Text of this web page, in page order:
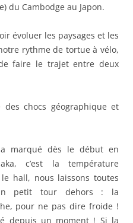
du Cambodge au Japon.
évoluer les paysages et les
rythme de tortue à vélo,
faire le trajet entre deux
chocs géographique et
marqué dès le début en
c’est la température
hall, nous laissons toutes
petit tour dehors : la
pour ne pas dire froide !
depuis un moment ! Si la